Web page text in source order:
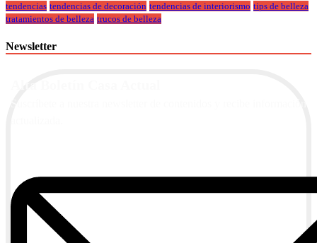
tendencias tendencias de decoración tendencias de interiorismo tips de belleza
tratamientos de belleza trucos de belleza
Newsletter